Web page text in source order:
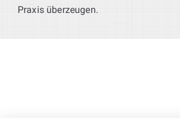
Praxis überzeugen.